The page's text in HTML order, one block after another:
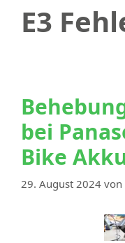
E3
bei
Bike
29. August 2024 von